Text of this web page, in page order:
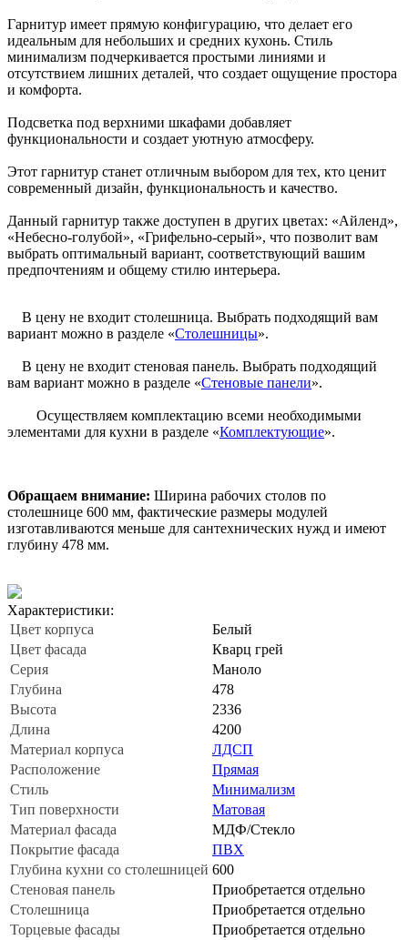
Гарнитур имеет прямую конфигурацию, что делает его
идеальным для небольших и средних кухонь. Стиль
минимализм подчеркивается простыми линиями и
отсутствием лишних деталей, что создает ощущение простора
и комфорта.
Подсветка под верхними шкафами добавляет
функциональности и создает уютную атмосферу.
Этот гарнитур станет отличным выбором для тех, кто ценит
современный дизайн, функциональность и качество.
Данный гарнитур также доступен в других цветах: «Айленд»,
«Небесно-голубой», «Грифельно-серый», что позволит вам
выбрать оптимальный вариант, соответствующий вашим
предпочтениям и общему стилю интерьера.
В цену не входит столешница. Выбрать подходящий вам
вариант можно в разделе «Столешницы».
В цену не входит стеновая панель. Выбрать подходящий
вам вариант можно в разделе «Стеновые панели».
Осуществляем комплектацию всеми необходимыми
элементами для кухни в разделе «Комплектующие».
Обращаем внимание: Ширина рабочих столов по
столешнице 600 мм, фактические размеры модулей
изготавливаются меньше для сантехнических нужд и имеют
глубину 478 мм.
Характеристики:
Цвет корпуса
Белый
Цвет фасада
Кварц грей
Серия
Маноло
Глубина
478
Высота
2336
Длина
4200
Материал корпуса
ЛДСП
Расположение
Прямая
Стиль
Минимализм
Тип поверхности
Матовая
Материал фасада
МДФ/Стекло
Покрытие фасада
ПВХ
Глубина кухни со столешницей 600
Стеновая панель
Приобретается отдельно
Столешница
Приобретается отдельно
Торцевые фасады
Приобретается отдельно